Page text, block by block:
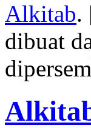
Alkitab.
dibuat